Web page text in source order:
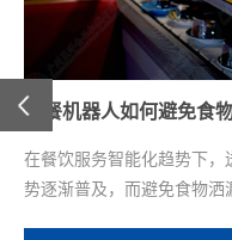
Previous
轨道送餐设备如何防
轨道送餐设备在餐饮配送
品质与用户体验。防止串